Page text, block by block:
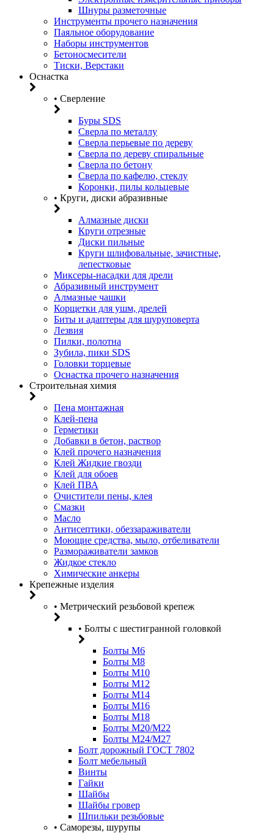
Шнуры разметочные
Инструменты прочего назначения
Паяльное оборудование
Наборы инструментов
Бетоносмесители
Тиски, Верстаки
Оснастка
• Сверление
Буры SDS
Сверла по металлу
Сверла перьевые по дереву
Сверла по дереву спиральные
Сверла по бетону
Сверла по кафелю, стеклу
Коронки, пилы кольцевые
• Круги, диски абразивные
Алмазные диски
Круги отрезные
Диски пильные
Круги шлифовальные, зачистные,
лепестковые
Миксеры-насадки для дрели
Абразивный инструмент
Алмазные чашки
Корщетки для ушм, дрелей
Биты и адаптеры для шуруповерта
Лезвия
Пилки, полотна
Зубила, пики SDS
Головки торцевые
Оснастка прочего назначения
Строительная химия
Пена монтажная
Клей-пена
Герметики
Добавки в бетон, раствор
Клей прочего назначения
Клей Жидкие гвозди
Клей для обоев
Клей ПВА
Очистители пены, клея
Смазки
Масло
Антисептики, обеззараживатели
Моющие средства, мыло, отбеливатели
Размораживатели замков
Жидкое стекло
Химические анкеры
Крепежные изделия
• Метрический резьбовой крепеж
• Болты с шестигранной головкой
Болты М6
Болты М8
Болты М10
Болты М12
Болты М14
Болты М16
Болты М18
Болты М20/M22
Болты М24/М27
Болт дорожный ГОСТ 7802
Болт мебельный
Винты
Гайки
Шайбы
Шайбы гровер
Шпильки резьбовые
• Саморезы, шурупы